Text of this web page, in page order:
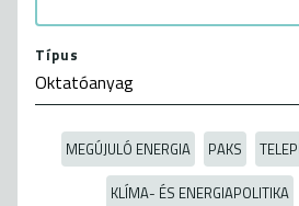
Típus
MEGÚJULÓ ENERGIA PAKS
KLÍMA- ÉS ENERGIAPOLITIKA